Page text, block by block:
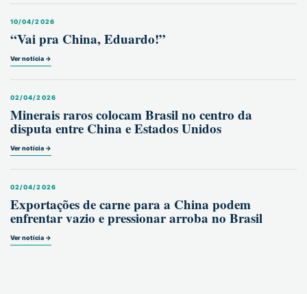
10/04/2026
“Vai pra China, Eduardo!”
Ver notícia →
02/04/2026
Minerais raros colocam Brasil no centro da
disputa entre China e Estados Unidos
Ver notícia →
02/04/2026
Exportações de carne para a China podem
enfrentar vazio e pressionar arroba no Brasil
Ver notícia →